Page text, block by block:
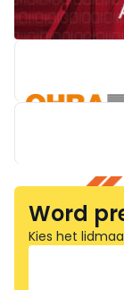
Word
Kies het